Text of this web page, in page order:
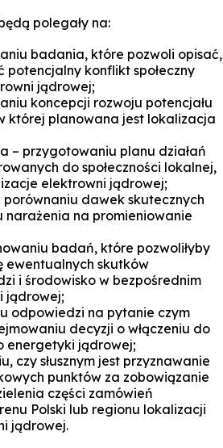
polegały na:
badania, które pozwoli opisać,
potencjalny konflikt społeczny
jądrowej;
koncepcji rozwoju potencjału
której planowana jest lokalizacja
– przygotowaniu planu działań
do społeczności lokalnej,
elektrowni jądrowej;
dawek skutecznych
narażenia na promieniowanie
badań, które pozwoliłyby
ewentualnych skutków
i środowisko w bezpośrednim
jądrowej;
odpowiedzi na pytanie czym
decyzji o włączeniu do
energetyki jądrowej;
czy słusznym jest przyznawanie
punktów za zobowiązanie
części zamówień
Polski lub regionu lokalizacji
jądrowej.